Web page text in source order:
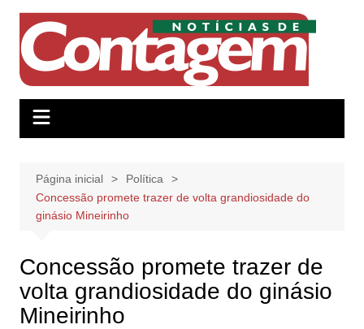
conteúdo
Página inicial
Política
Concessão promete trazer de volta grandiosidade do
ginásio Mineirinho
Concessão promete trazer de
volta grandiosidade do ginásio
Mineirinho